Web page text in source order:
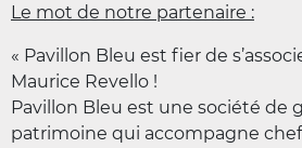
Le mot de notre partenaire :
« Pavillon Bleu est fier de
Maurice Revello !
Pavillon Bleu est une société de
patrimoine qui accompagne